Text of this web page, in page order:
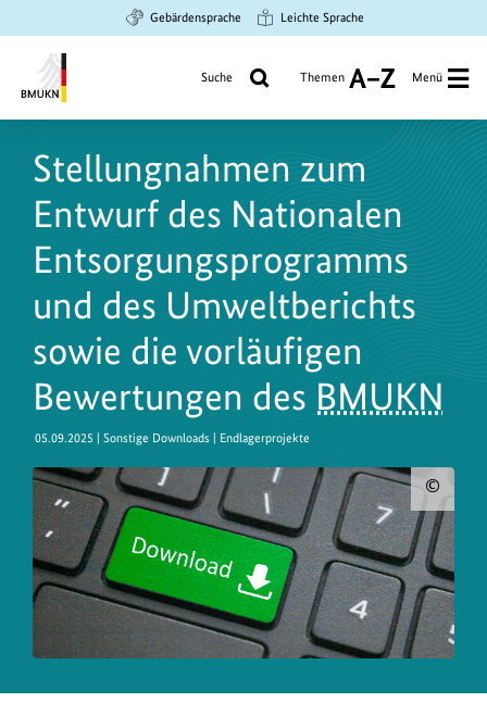
Hauptinhalt
springen
Suche
springen
Hauptnavigation
springen
Gebärdensprache Leichte Sprache
Umwelt,
Naturschutz
und
nukleare
Sicherheit
Suche Themen
A
Z
Menü
Stellungnahmen zum
Entwurf des Nationalen
Entsorgungsprogramms
und des Umweltberichts
sowie die vorläufigen
Bewertungen des BMUKN
05.09.2025 | Sonstige Downloads | Endlagerprojekte
zum
Bild